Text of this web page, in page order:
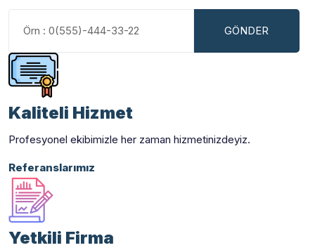
Kaliteli Hizmet
Profesyonel ekibimizle her zaman hizmetinizdeyiz.
Referanslarımız
Yetkili Firma